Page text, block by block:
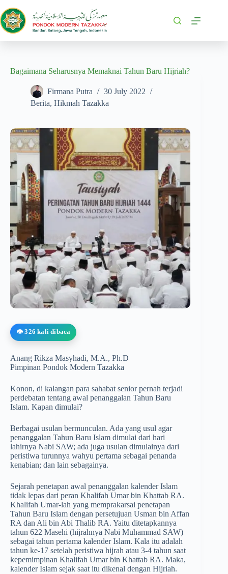
Bagaimana Seharusnya Memaknai Tahun Baru Hijriah?
Firmana Putra
30 July 2022
Berita, Hikmah Tazakka
👁️ 326 kali dibaca
Anang Rikza Masyhadi, M.A., Ph.D
Pimpinan Pondok Modern Tazakka
Konon, di kalangan para sahabat senior pernah terjadi
perdebatan tentang awal penanggalan Tahun Baru
Islam. Kapan dimulai?
Berbagai usulan bermunculan. Ada yang usul agar
penanggalan Tahun Baru Islam dimulai dari hari
lahirnya Nabi SAW; ada juga usulan dimulainya dari
peristiwa turunnya wahyu pertama sebagai penanda
kenabian; dan lain sebagainya.
Sejarah penetapan awal penanggalan kalender Islam
tidak lepas dari peran Khalifah Umar bin Khattab RA.
Khalifah Umar-lah yang memprakarsai penetapan
Tahun Baru Islam dengan persetujuan Usman bin Affan
RA dan Ali bin Abi Thalib RA. Yaitu ditetapkannya
tahun 622 Masehi (hijrahnya Nabi Muhammad SAW)
sebagai tahun pertama kalender Islam. Kala itu adalah
tahun ke-17 setelah peristiwa hijrah atau 3-4 tahun saat
kepemimpinan Khalifah Umar bin Khattab RA. Maka,
kalender Islam sejak saat itu dikenal dengan Hijriah.